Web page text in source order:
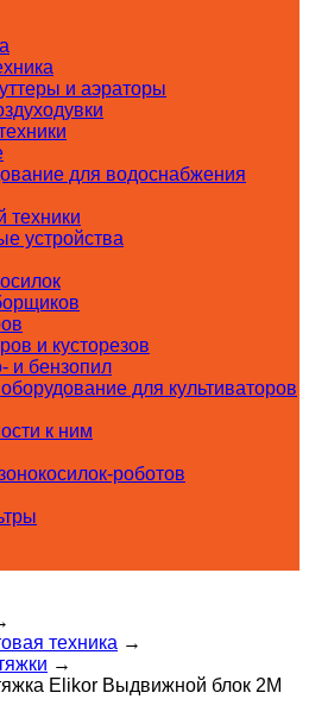
и аэраторы
для водоснабжения
техники
устройства
и кусторезов
и бензопил
для культиваторов
к ним
роботов
техника →
→
Elikor Выдвижной блок 2М